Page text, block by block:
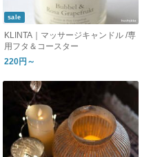
sale
KLINTA｜マッサージキャンドル /専
用フタ＆コースター
220円～